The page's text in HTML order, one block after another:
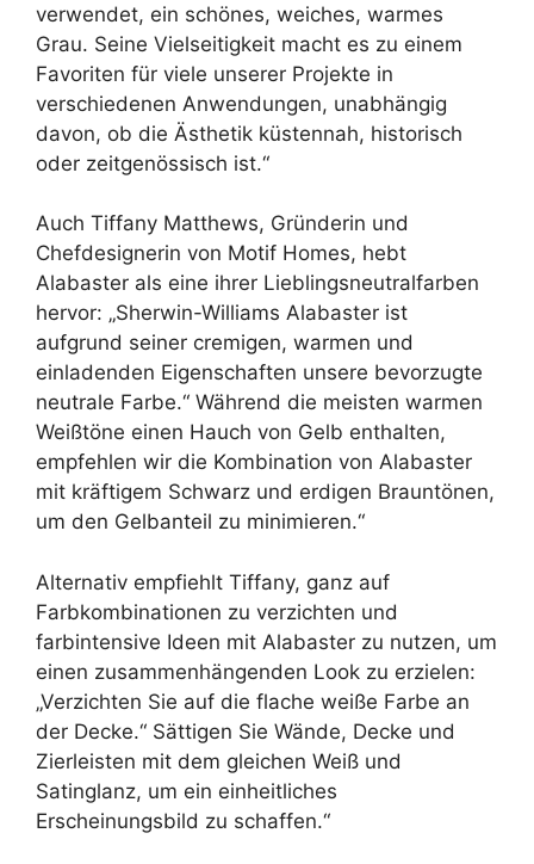
verwendet, ein schönes, weiches, warmes
Grau. Seine Vielseitigkeit macht es zu einem
Favoriten für viele unserer Projekte in
verschiedenen Anwendungen, unabhängig
davon, ob die Ästhetik küstennah, historisch
oder zeitgenössisch ist.“
Auch Tiffany Matthews, Gründerin und
Chefdesignerin von Motif Homes, hebt
Alabaster als eine ihrer Lieblingsneutralfarben
hervor: „Sherwin-Williams Alabaster ist
aufgrund seiner cremigen, warmen und
einladenden Eigenschaften unsere bevorzugte
neutrale Farbe.“ Während die meisten warmen
Weißtöne einen Hauch von Gelb enthalten,
empfehlen wir die Kombination von Alabaster
mit kräftigem Schwarz und erdigen Brauntönen,
um den Gelbanteil zu minimieren.“
Alternativ empfiehlt Tiffany, ganz auf
Farbkombinationen zu verzichten und
farbintensive Ideen mit Alabaster zu nutzen, um
einen zusammenhängenden Look zu erzielen:
„Verzichten Sie auf die flache weiße Farbe an
der Decke.“ Sättigen Sie Wände, Decke und
Zierleisten mit dem gleichen Weiß und
Satinglanz, um ein einheitliches
Erscheinungsbild zu schaffen.“